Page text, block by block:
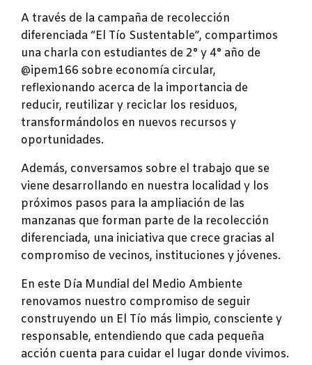
A través de la campaña de recolección
diferenciada “El Tío Sustentable”, compartimos
una charla con estudiantes de 2° y 4° año de
@ipem166 sobre economía circular,
reflexionando acerca de la importancia de
reducir, reutilizar y reciclar los residuos,
transformándolos en nuevos recursos y
oportunidades.
Además, conversamos sobre el trabajo que se
viene desarrollando en nuestra localidad y los
próximos pasos para la ampliación de las
manzanas que forman parte de la recolección
diferenciada, una iniciativa que crece gracias al
compromiso de vecinos, instituciones y jóvenes.
En este Día Mundial del Medio Ambiente
renovamos nuestro compromiso de seguir
construyendo un El Tío más limpio, consciente y
responsable, entendiendo que cada pequeña
acción cuenta para cuidar el lugar donde vivimos.